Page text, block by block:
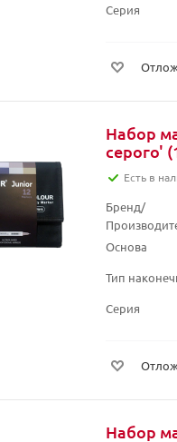
Серия
Набор
серого'
Есть в
Бренд/
Основа
Тип
Серия
Набор